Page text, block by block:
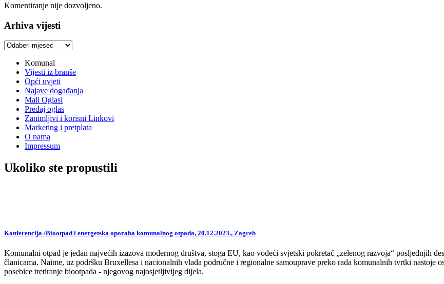
Komentiranje nije dozvoljeno.
Arhiva vijesti
Arhiva
Komunal
Vijesti iz branše
Opći uvjeti
Najave događanja
Mali Oglasi
Predaj oglas
Zanimljivi i korisni Linkovi
Marketing i pretplata
O nama
Impressum
Ukoliko ste propustili
Konferencija /Biootpad i energetska oporaba komunalnog otpada, 20.12.2023., Zagreb
Komunalni otpad je jedan najvećih izazova modernog društva, stoga EU, kao vodeći svjetski pokretač „zelenog razvoja“ posljednjih
članicama. Naime, uz podršku Bruxellesa i nacionalnih vlada područne i regionalne samouprave preko rada komunalnih tvrtki
posebice tretiranje biootpada - njegovog najosjetljivijeg dijela.